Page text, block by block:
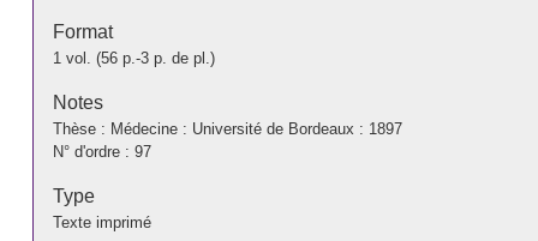
Format
1 vol. (56 p.-3 p. de pl.)
Notes
Thèse : Médecine : Université de Bordeaux : 1897
N° d'ordre : 97
Type
Texte imprimé